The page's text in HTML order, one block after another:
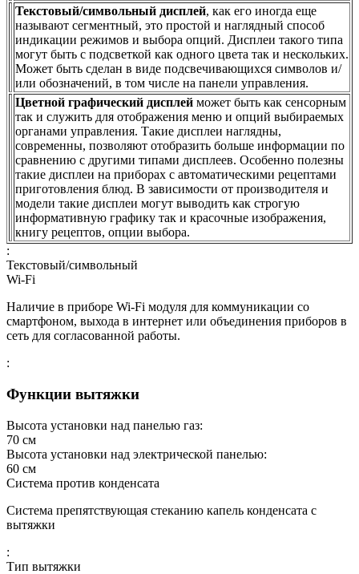
Текстовый/символьный дисплей, как его иногда еще
называют сегментный, это простой и наглядный способ
индикации режимов и выбора опций. Дисплеи такого типа
могут быть с подсветкой как одного цвета так и нескольких.
Может быть сделан в виде подсвечивающихся символов и/
или обозначений, в том числе на панели управления.
Цветной графический дисплей может быть как сенсорным
так и служить для отображения меню и опций выбираемых
органами управления. Такие дисплеи наглядны,
современны, позволяют отобразить больше информации по
сравнению с другими типами дисплеев. Особенно полезны
такие дисплеи на приборах с автоматическими рецептами
приготовления блюд. В зависимости от производителя и
модели такие дисплеи могут выводить как строгую
информативную графику так и красочные изображения,
книгу рецептов, опции выбора.
:
Текстовый/символьный
Wi-Fi
Наличие в приборе Wi-Fi модуля для коммуникации со
смартфоном, выхода в интернет или объединения приборов в
сеть для согласованной работы.
:
Функции вытяжки
Высота установки над панелью газ:
70 см
Высота установки над электрической панелью:
60 см
Система против конденсата
Система препятствующая стеканию капель конденсата с
вытяжки
:
Тип вытяжки